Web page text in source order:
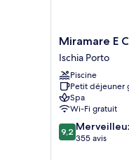
Miramare
E
Castello
Hotel
Ischia
Porto
Miramare E
Ischia Porto
Piscine
Petit déjeuner
Spa
Wi-Fi gratuit
9.2
sur
9,2
355 avis